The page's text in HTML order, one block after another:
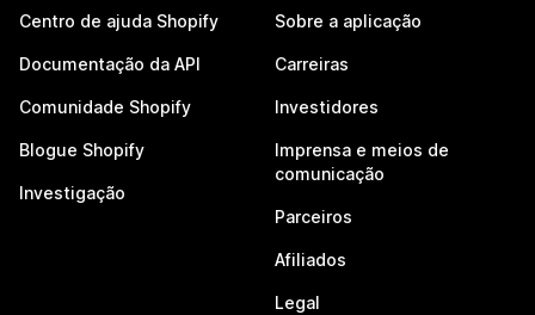
Centro de ajuda Shopify
Documentação da API
Comunidade Shopify
Blogue Shopify
Investigação
Sobre a aplicação
Carreiras
Investidores
Imprensa e meios de
comunicação
Parceiros
Afiliados
Legal